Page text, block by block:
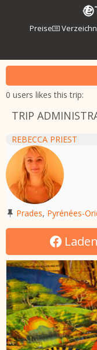
Preise
0 users likes this trip:
TRIP
REBECCA PRIEST
Prades, Pyrénées-